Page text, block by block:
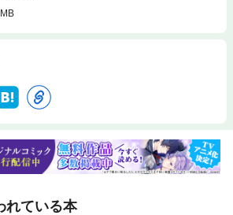
れている本